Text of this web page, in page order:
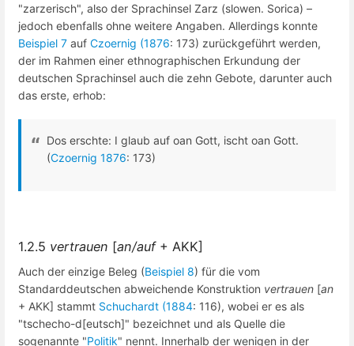
"zarzerisch", also der Sprachinsel Zarz (slowen. Sorica) –
jedoch ebenfalls ohne weitere Angaben. Allerdings konnte
Beispiel 7 auf Czoernig (1876: 173) zurückgeführt werden,
der im Rahmen einer ethnographischen Erkundung der
deutschen Sprachinsel auch die zehn Gebote, darunter auch
das erste, erhob:
Dos erschte: I glaub auf oan Gott, ischt oan Gott.
(Czoernig 1876: 173)
1.2.5 vertrauen [an/auf+ AKK]
Auch der einzige Beleg (Beispiel 8) für die vom
Standarddeutschen abweichende Konstruktion vertrauen [an
+ AKK] stammt Schuchardt (1884: 116), wobei er es als
"tschecho-d[eutsch]" bezeichnet und als Quelle die
sogenannte "Politik" nennt. Innerhalb der wenigen in der